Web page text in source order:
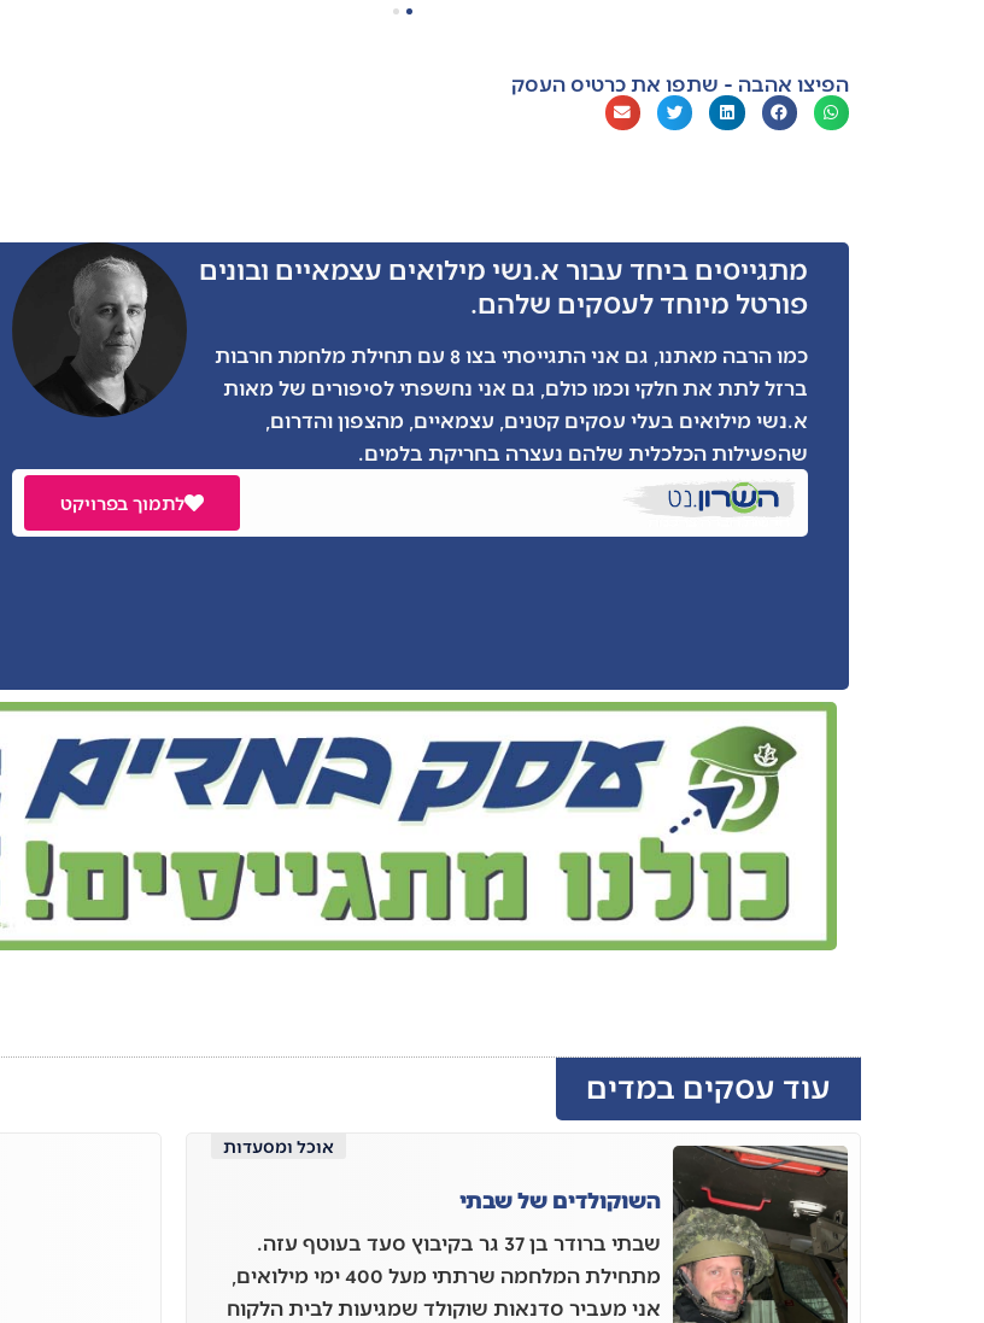
הפיצו אהבה - שתפו את כרטיס העסק
מתגייסים ביחד עבור א.נשי מילואים עצמאיים ובונים
פורטל מיוחד לעסקים שלהם.
כמו הרבה מאתנו, גם אני התגייסתי בצו 8 עם תחילת מלחמת חרבות
ברזל לתת את חלקי וכמו כולם, גם אני נחשפתי לסיפורים של מאות
א.נשי מילואים בעלי עסקים קטנים, עצמאיים, מהצפון והדרום,
שהפעילות הכלכלית שלהם נעצרה בחריקת בלמים.
לתמוך בפרויקט
עוד עסקים במדים
אוכל ומסעדות
השוקולדים של שבתי
שבתי ברודר בן 37 גר בקיבוץ סעד בעוטף עזה.
מתחילת המלחמה שרתתי מעל 400 ימי מילואים,
אני מעביר סדנאות שוקולד שמגיעות לבית הלקוח